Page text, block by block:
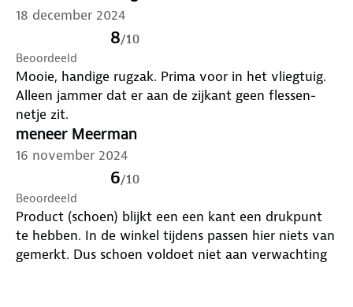
18 december 2024
8/10
Beoordeeld
Mooie, handige rugzak. Prima voor in het vliegtuig.
Alleen jammer dat er aan de zijkant geen flessen-
netje zit.
meneer Meerman
16 november 2024
6/10
Beoordeeld
Product (schoen) blijkt een een kant een drukpunt
te hebben. In de winkel tijdens passen hier niets van
gemerkt. Dus schoen voldoet niet aan verwachting